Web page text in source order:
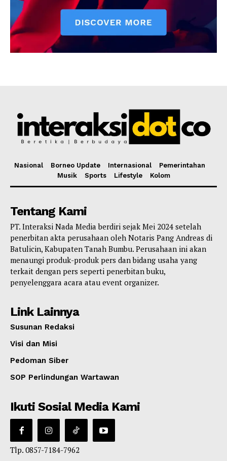
Nasional Borneo Update Internasional
Pemerintahan
Musik
Sports Lifestyle Kolom
Tentang Kami
PT. Interaksi Nada Media berdiri sejak Mei 2024 setelah
penerbitan akta perusahaan oleh Notaris Pang Andreas di
Batulicin, Kabupaten Tanah Bumbu. Perusahaan ini akan
menaungi produk-produk pers dan bidang usaha yang
terkait dengan pers seperti penerbitan buku,
penyelenggara acara atau event organizer.
Link Lainnya
Susunan Redaksi
Visi dan Misi
Pedoman Siber
SOP Perlindungan Wartawan
Ikuti Sosial Media Kami
Tlp. 0857-7184-7962